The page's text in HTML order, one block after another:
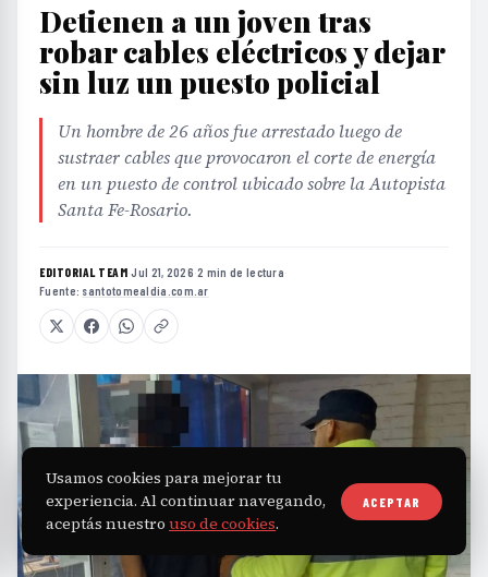
Detienen a un joven tras
robar cables eléctricos y dejar
sin luz un puesto policial
Un hombre de 26 años fue arrestado luego de
sustraer cables que provocaron el corte de energía
en un puesto de control ubicado sobre la Autopista
Santa Fe-Rosario.
EDITORIAL TEAM·Jul 21, 2026·2 min de lectura·
Fuente: santotomealdia.com.ar
Usamos cookies para mejorar tu
experiencia. Al continuar navegando,
aceptás nuestro uso de cookies.
ACEPTAR